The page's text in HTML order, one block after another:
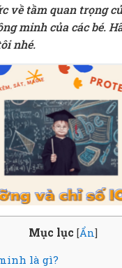
về tầm quan trọng
minh của các bé.
nhé.
Mục lục [Ẩn]
là gì?